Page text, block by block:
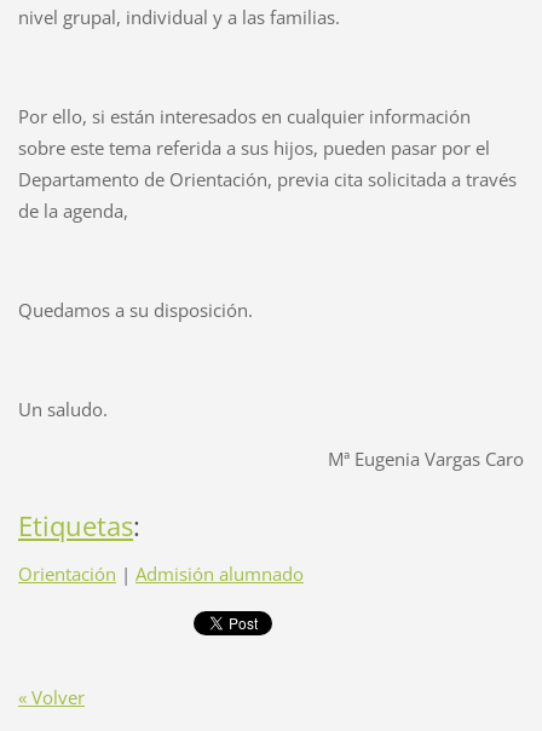
nivel grupal, individual y a las familias.
Por ello, si están interesados en cualquier información
sobre este tema referida a sus hijos, pueden pasar por el
Departamento de Orientación, previa cita solicitada a través
de la agenda,
Quedamos a su disposición.
Un saludo.
Mª Eugenia Vargas Caro
Etiquetas:
Orientación | Admisión alumnado
« Volver